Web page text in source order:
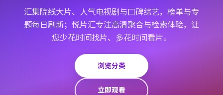
汇集院线大片、人气电视剧与口碑综艺，榜单与专
题每日刷新；悦片汇专注高清聚合与检索体验，让
您少花时间找片、多花时间看片。
浏览分类
立即观看